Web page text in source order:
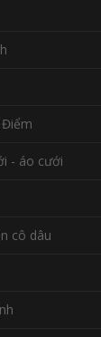
- áo cưới
cô dâu